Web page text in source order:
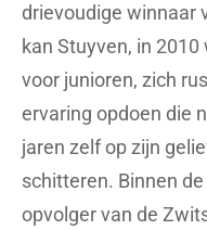
drievoudige winnaar
kan Stuyven, in
voor junioren, zich
ervaring opdoen die
jaren zelf op zijn
schitteren. Binnen
opvolger van de